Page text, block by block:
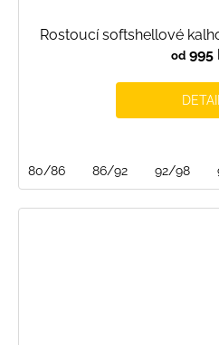
Rostoucí softshellové
od 995
DETAIL
80/86 86/92 92/98